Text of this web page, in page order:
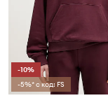
-10%
-5%* с код: FS